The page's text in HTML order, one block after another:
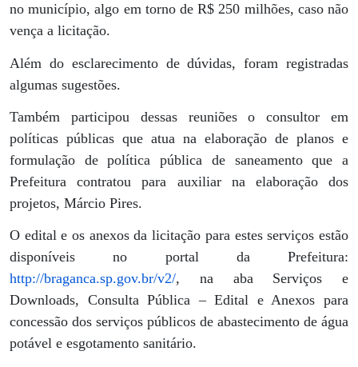
no município, algo em torno de R$ 250 milhões, caso não
vença a licitação.
Além do esclarecimento de dúvidas, foram registradas
algumas sugestões.
Também participou dessas reuniões o consultor em
políticas públicas que atua na elaboração de planos e
formulação de política pública de saneamento que a
Prefeitura contratou para auxiliar na elaboração dos
projetos, Márcio Pires.
O edital e os anexos da licitação para estes serviços estão
disponíveis no portal da Prefeitura:
http://braganca.sp.gov.br/v2/, na aba Serviços e
Downloads, Consulta Pública – Edital e Anexos para
concessão dos serviços públicos de abastecimento de água
potável e esgotamento sanitário.